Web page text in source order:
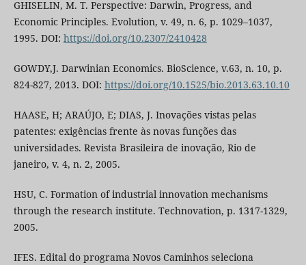
GHISELIN, M. T. Perspective: Darwin, Progress, and
Economic Principles. Evolution, v. 49, n. 6, p. 1029–1037,
1995. DOI: https://doi.org/10.2307/2410428
GOWDY,J. Darwinian Economics. BioScience, v.63, n. 10, p.
824-827, 2013. DOI: https://doi.org/10.1525/bio.2013.63.10.10
HAASE, H; ARAÚJO, E; DIAS, J. Inovações vistas pelas
patentes: exigências frente às novas funções das
universidades. Revista Brasileira de inovação, Rio de
janeiro, v. 4, n. 2, 2005.
HSU, C. Formation of industrial innovation mechanisms
through the research institute. Technovation, p. 1317-1329,
2005.
IFES. Edital do programa Novos Caminhos seleciona